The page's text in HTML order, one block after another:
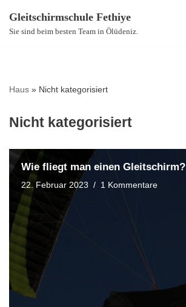
Zum
Gleitschirmschule Fethiye
Sie sind beim besten Team in Ölüdeniz.
Haus » Nicht kategorisiert
Nicht kategorisiert
Wie fliegt man einen Gleitschirm?
22. Februar 2023 1 Kommentare